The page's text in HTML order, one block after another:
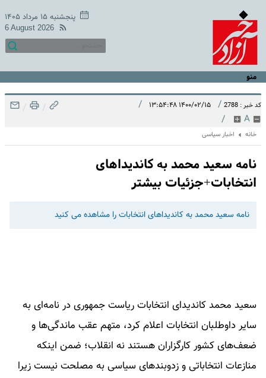
پنجشنبه ۱۵ مرداد ۱۴۰۵
6 August 2026
منو
کد خبر : 2788 / ۱۴۰۰/۰۲/۱۵ ۱۳:۵۴:۴۸ /
A
/
/
/
خانه اخبار سیاسی
نامه سعید محمد به کاندیداهای
انتخابات+جزئیات بیشتر
نامه سعید محمد به کاندیداهای انتخابات را مشاهده می کنید
سعید محمد کاندیدای انتخابات ریاست جمهوری در نامه‌ای به
سایر داوطلبان انتخابات اعلام کرد، متهم عقب ماندگی‌ها و
ضعف‌های کشور کارگزاران هستند نه انقلاب؛ ضمن اینکه
منازعات انتخاباتی و زدوبندهای سیاسی به مصلحت نیست زیرا